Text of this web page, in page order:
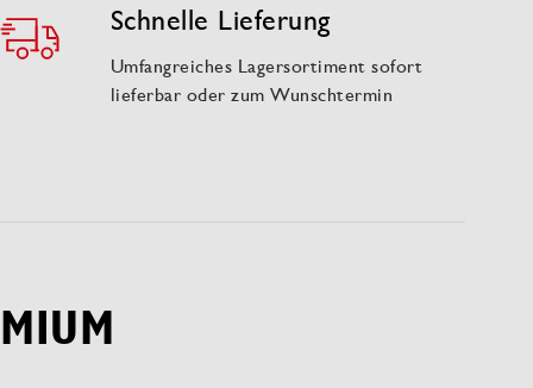
Schnelle Lieferung
Umfangreiches Lagersortiment sofort
lieferbar oder zum Wunschtermin